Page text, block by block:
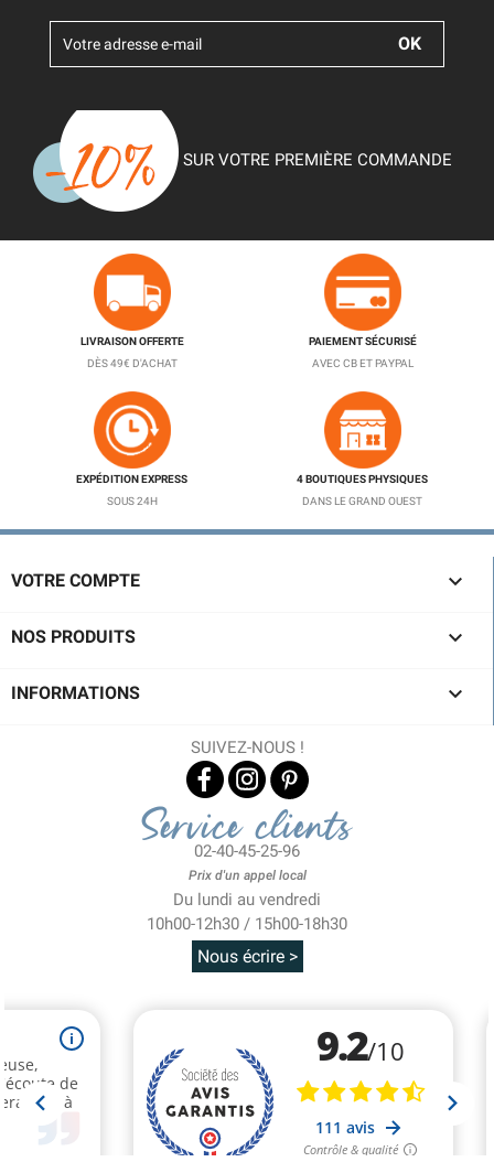
SUR VOTRE PREMIÈRE COMMANDE
LIVRAISON OFFERTE
DÈS 49€ D'ACHAT
PAIEMENT SÉCURISÉ
AVEC CB ET PAYPAL
EXPÉDITION EXPRESS
SOUS 24H
4 BOUTIQUES PHYSIQUES
DANS LE GRAND OUEST
VOTRE COMPTE 
NOS PRODUITS 
INFORMATIONS 
SUIVEZ-NOUS !
Service clients
02-40-45-25-96
Prix d'un appel local
Du lundi au vendredi
10h00-12h30 / 15h00-18h30
Nous écrire >